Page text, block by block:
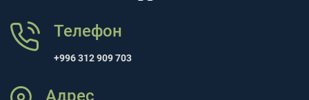
Телефон
+996 312 909 703
Адрес